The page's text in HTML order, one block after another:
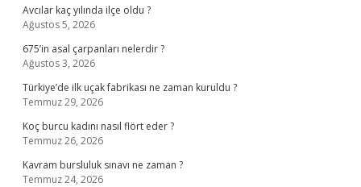
Avcılar kaç yılında ilçe oldu ?
Ağustos 5, 2026
675’in asal çarpanları nelerdir ?
Ağustos 3, 2026
Türkiye’de ilk uçak fabrikası ne zaman kuruldu ?
Temmuz 29, 2026
Koç burcu kadını nasıl flört eder ?
Temmuz 26, 2026
Kavram bursluluk sınavı ne zaman ?
Temmuz 24, 2026